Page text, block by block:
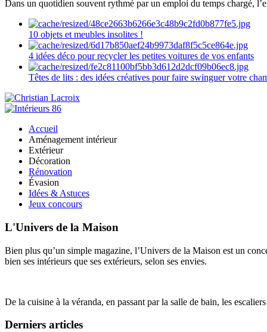
Dans un quotidien souvent rythmé par un emploi du temps chargé,
10 objets et meubles insolites !
4 idées déco pour recycler les petites voitures de vos enfants
Têtes de lits : des idées créatives pour faire swinguer votre
Accueil
Aménagement intérieur
Extérieur
Décoration
Rénovation
Évasion
Idées & Astuces
Jeux concours
L'Univers de la Maison
Bien plus qu’un simple magazine, l’Univers de la Maison est un
bien ses intérieurs que ses extérieurs, selon ses envies.
De la cuisine à la véranda, en passant par la salle de bain, les
Derniers articles